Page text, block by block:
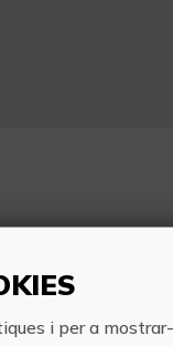
es fa en
i per a